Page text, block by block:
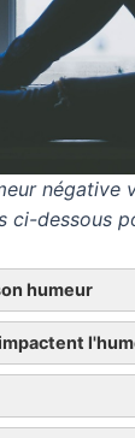
négative
ci-dessous
humeur